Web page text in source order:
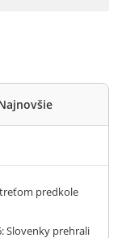
predkole
Slovenky prehrali